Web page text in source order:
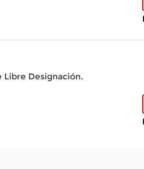
Designación.